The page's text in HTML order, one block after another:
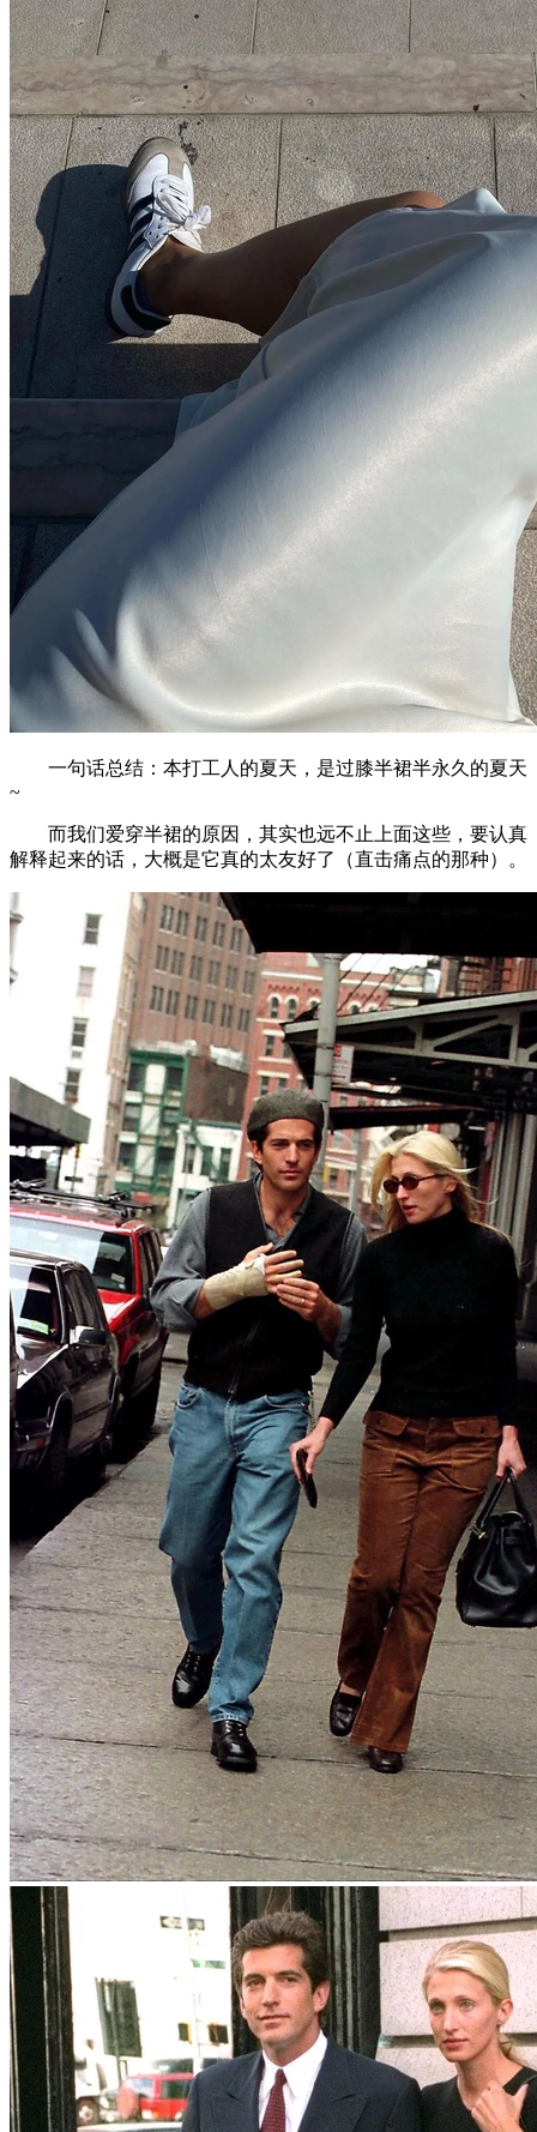
一句话总结：本打工人的夏天，是过膝半裙半永久的夏天
~
而我们爱穿半裙的原因，其实也远不止上面这些，要认真
解释起来的话，大概是它真的太友好了（直击痛点的那种）。